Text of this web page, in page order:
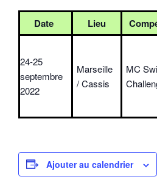
Date Lieu
24-25
septembre
2022
Marseille
/ Cassis
MC
Ajouter au calendrier